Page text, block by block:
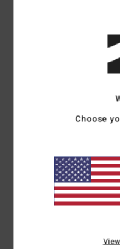
Stoff: Viskose-
Passform: Kurze,
Verschluss: fester
Logo: Metallplakette
Weitere Merkmale:
Choose